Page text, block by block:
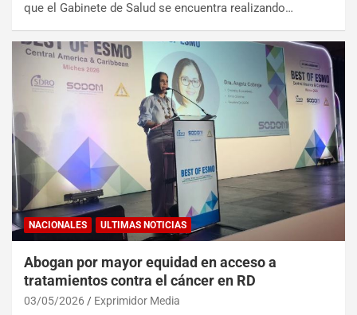
que el Gabinete de Salud se encuentra realizando…
NACIONALES ULTIMAS NOTICIAS
Abogan por mayor equidad en acceso a
tratamientos contra el cáncer en RD
03/05/2026 Exprimidor Media